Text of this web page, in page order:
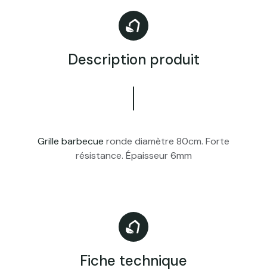
Description produit
Grille barbecue ronde diamètre 80cm. Forte
résistance. Épaisseur 6mm
Fiche technique